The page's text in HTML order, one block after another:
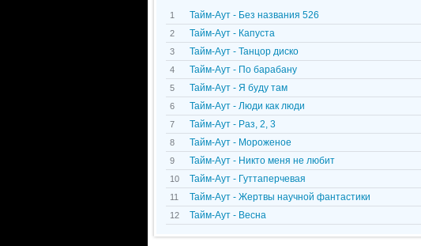
1 Тайм-Аут - Без названия 526
2
Тайм-Аут - Капуста
3
Тайм-Аут - Танцор диско
4
Тайм-Аут - По барабану
5
Тайм-Аут - Я буду там
6
Тайм-Аут - Люди как люди
7
Тайм-Аут - Раз, 2, 3
8
Тайм-Аут - Мороженое
9
Тайм-Аут - Никто меня не любит
10
Тайм-Аут - Гуттаперчевая
11
Тайм-Аут - Жертвы научной фантастики
12
Тайм-Аут - Весна